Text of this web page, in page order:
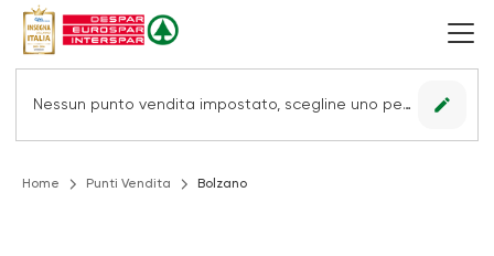
Nessun punto vendita impostato, scegline uno per vedere le offerte. edit
Home Punti Vendita Bolzano